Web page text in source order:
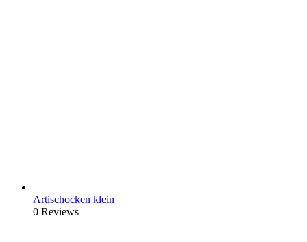
Artischocken klein
0 Reviews